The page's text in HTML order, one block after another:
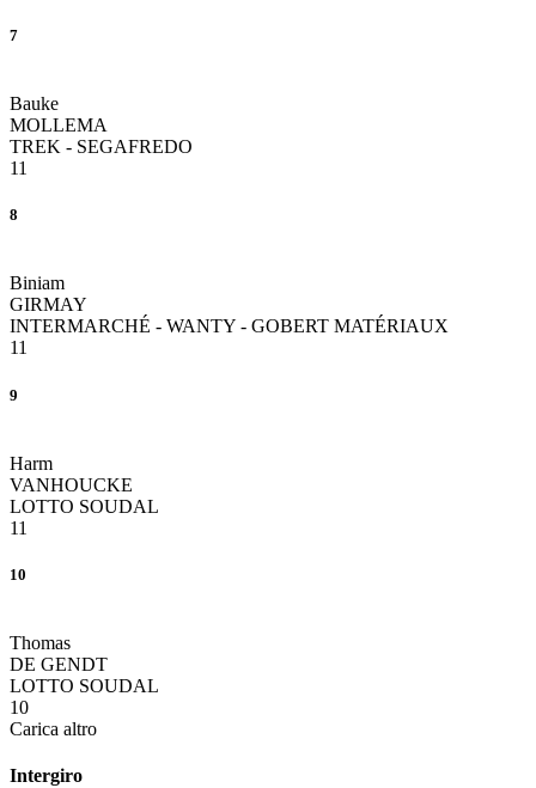
7
Bauke
MOLLEMA
TREK - SEGAFREDO
11
8
Biniam
GIRMAY
INTERMARCHÉ - WANTY - GOBERT MATÉRIAUX
11
9
Harm
VANHOUCKE
LOTTO SOUDAL
11
10
Thomas
DE GENDT
LOTTO SOUDAL
10
Carica altro
Intergiro